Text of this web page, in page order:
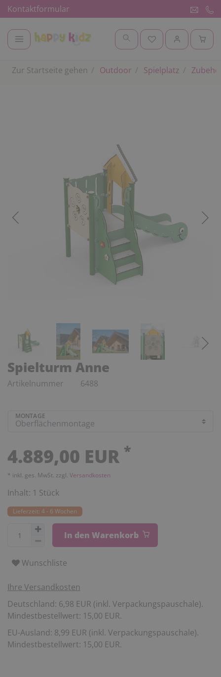
Kontaktformular
Zur Startseite gehen Outdoor Spielplatz
Spielturm Anne
Artikelnummer 6488
MONTAGE
4.889,00 EUR *
* inkl. ges. MwSt. zzgl. Versandkosten
Inhalt: 1 Stück
Lieferzeit: 4 - 6 Wochen
In den Warenkorb
Wunschliste
Ihre Versandkosten
Deutschland: 6,98 EUR (inkl. Verpackungspauschale).
Mindestbestellwert: 15,00 EUR.
EU-Ausland: 8,99 EUR (inkl. Verpackungspauschale).
Mindestbestellwert: 15,00 EUR.